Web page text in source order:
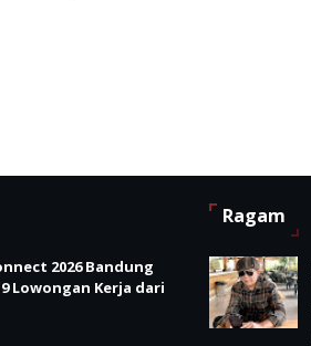
2026 Bandung
Lowongan Kerja dari
Ragam